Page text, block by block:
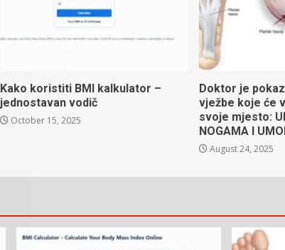
Kako koristiti BMI kalkulator –
jednostavan vodič
October 15, 2025
Doktor je
vježbe koje će
svoje mjesto:
NOGAMA I
August 24, 2025